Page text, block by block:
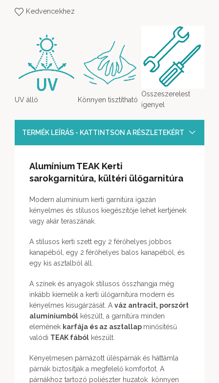
Kedvencekhez
UV álló Könnyen tisztítható
Osszeszerelest
igenyel
TERMÉK LEÍRÁS - KATTINTSON A RÉSZLETEKÉRT
Alumínium TEAK Kerti
sarokgarnitúra, kültéri ülőgarnitúra
Modern alumínium kerti garnitúra igazán
kényelmes és stílusos kiegészítője lehet kertjének
vagy akár teraszának.
A stílusos kerti szett egy 2 férőhelyes jobbos
kanapéból, egy 2 férőhelyes balos kanapéból, és
egy kis asztalból áll.
A színek és anyagok stílusos összhangja még
inkább kiemelik a kerti ülőgarnitúra modern és
kényelmes kisugárzását. A váz antracit, porszórt
alumíniumból készült, a garnitúra minden
elemének karfája és az asztallap minősítésű
valódi TEAK fából készült.
Kényelmesen párnázott üléspárnák és háttámla
párnák biztosítják a megfelelő komfortot. A
párnákhoz tartozó poliészter huzatok könnyen